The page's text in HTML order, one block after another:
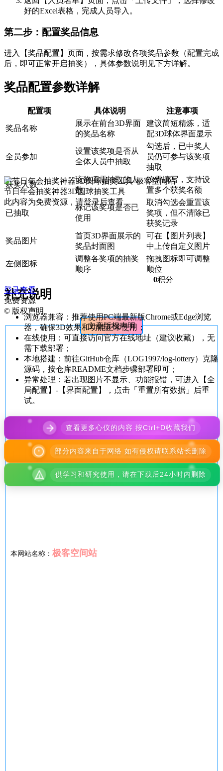
好的Excel表格，完成人员导入。
第二步：配置奖品信息
进入【奖品配置】页面，按需求修改各项奖品参数（配置完成
后，即可正常开启抽奖），具体参数说明见下方详解。
奖品配置参数详解
配置项 具体说明 注意事项
奖品名称
展示在前台3D界面
的奖品名称
建议简短精炼，适
配3D球体界面显示
全员参加
设置该奖项是否从
全体人员中抽取
勾选后，已中奖人
员仍可参与该奖项
抽取
获奖人数
该奖项需抽取的人
数
按需填写，支持设
置多个获奖名额
已抽取
标记该奖项是否已
使用
取消勾选会重置该
奖项，但不清除已
获奖记录
奖品图片
首页3D界面展示的
奖品封面图
可在【图片列表】
中上传自定义图片
左侧图标
调整各奖项的抽奖
顺序
拖拽图标即可调整
顺位
补充说明
浏览器兼容：推荐使用PC端最新版Chrome或Edge浏览
器，确保3D效果和功能正常使用；
在线使用：可直接访问官方在线地址（建议收藏），无
需下载部署；
本地搭建：前往GitHub仓库（LOG1997/log-lottery）克隆
源码，按仓库README文档步骤部署即可；
异常处理：若出现图片不显示、功能报错，可进入【全
局配置】-【界面配置】，点击「重置所有数据」后重
试。
查看更多心仪的内容 按Ctrl+D收藏我们
部分内容来自于网络 如有侵权请联系站长删除
供学习和研究使用，请在下载后24小时内删除
节日年会抽奖神器3D圆球抽奖工具
此内容为免费资源，请登录后查看
0积分
登录查看
免费资源
© 版权声明
文章版权声明
本网站名称： 极客空间站